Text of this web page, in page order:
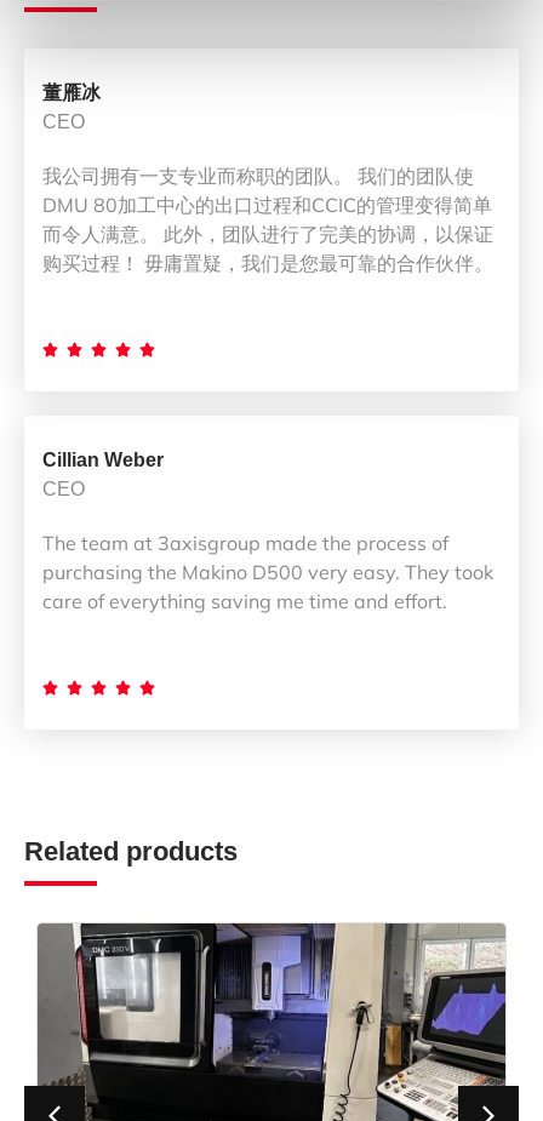
董雁冰
CEO
我公司拥有一支专业而称职的团队。 我们的团队使
DMU 80加工中心的出口过程和CCIC的管理变得简单
而令人满意。 此外，团队进行了完美的协调，以保证
购买过程！ 毋庸置疑，我们是您最可靠的合作伙伴。
    
Cillian Weber
CEO
The team at 3axisgroup made the process of
purchasing the Makino D500 very easy. They took
care of everything saving me time and effort.
    
Related products